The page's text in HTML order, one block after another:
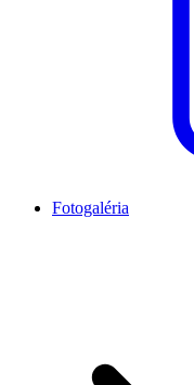
Fotogaléria